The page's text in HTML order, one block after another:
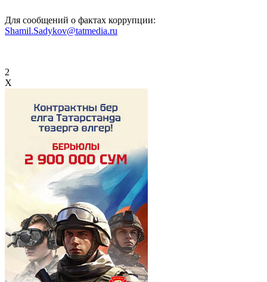
Для сообщений о фактах коррупции:
Shamil.Sadykov@tatmedia.ru
2
X